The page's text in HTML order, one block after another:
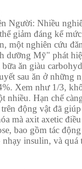
Người: Nhiều
giảm đáng kể
một nghiên cứu
dưỡng Mỹ" phát
ăn giàu
sau ăn ở những
Xem như 1/3,
nhiều. Hạn chế
động vật đã
mà axit axetic
bao gồm tác
nhạy insulin, và quá